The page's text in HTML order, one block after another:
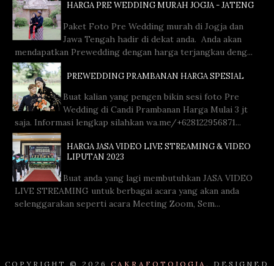
HARGA PRE WEDDING MURAH JOGJA - JATENG
Paket Foto Pre Wedding murah di Jogja dan
Jawa Tengah hadir di dekat anda. Anda akan
mendapatkan Prewedding dengan harga terjangkau deng...
PREWEDDING PRAMBANAN HARGA SPESIAL
Buat kalian yang pengen bikin sesi foto Pre
Wedding di Candi Prambanan Harga Mulai 3 jt
saja. Informasi lengkap silahkan wa.me/+628122956871...
HARGA JASA VIDEO LIVE STREAMING & VIDEO
LIPUTAN 2023
Buat anda yang lagi membutuhkan JASA VIDEO
LIVE STREAMING untuk berbagai acara yang akan anda
selenggarakan seperti acara Meeting Zoom, Sem...
COPYRIGHT © 2026 CAKRAFOTOJOGJA. DESIGNED